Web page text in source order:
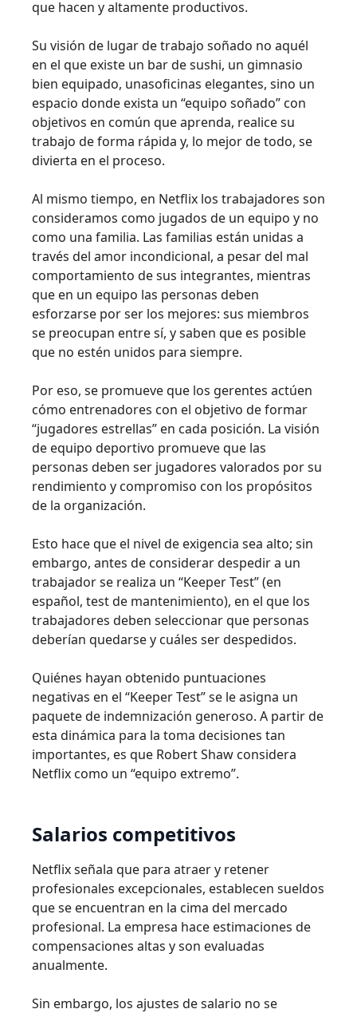
que hacen y altamente productivos.
Su visión de lugar de trabajo soñado no aquél
en el que existe un bar de sushi, un gimnasio
bien equipado, unasoficinas elegantes, sino un
espacio donde exista un “equipo soñado” con
objetivos en común que aprenda, realice su
trabajo de forma rápida y, lo mejor de todo, se
divierta en el proceso.
Al mismo tiempo, en Netflix los trabajadores son
consideramos como jugados de un equipo y no
como una familia. Las familias están unidas a
través del amor incondicional, a pesar del mal
comportamiento de sus integrantes, mientras
que en un equipo las personas deben
esforzarse por ser los mejores: sus miembros
se preocupan entre sí, y saben que es posible
que no estén unidos para siempre.
Por eso, se promueve que los gerentes actúen
cómo entrenadores con el objetivo de formar
“jugadores estrellas” en cada posición. La visión
de equipo deportivo promueve que las
personas deben ser jugadores valorados por su
rendimiento y compromiso con los propósitos
de la organización.
Esto hace que el nivel de exigencia sea alto; sin
embargo, antes de considerar despedir a un
trabajador se realiza un “Keeper Test” (en
español, test de mantenimiento), en el que los
trabajadores deben seleccionar que personas
deberían quedarse y cuáles ser despedidos.
Quiénes hayan obtenido puntuaciones
negativas en el “Keeper Test” se le asigna un
paquete de indemnización generoso. A partir de
esta dinámica para la toma decisiones tan
importantes, es que Robert Shaw considera
Netflix como un “equipo extremo”.
Salarios competitivos
Netflix señala que para atraer y retener
profesionales excepcionales, establecen sueldos
que se encuentran en la cima del mercado
profesional. La empresa hace estimaciones de
compensaciones altas y son evaluadas
anualmente.
Sin embargo, los ajustes de salario no se